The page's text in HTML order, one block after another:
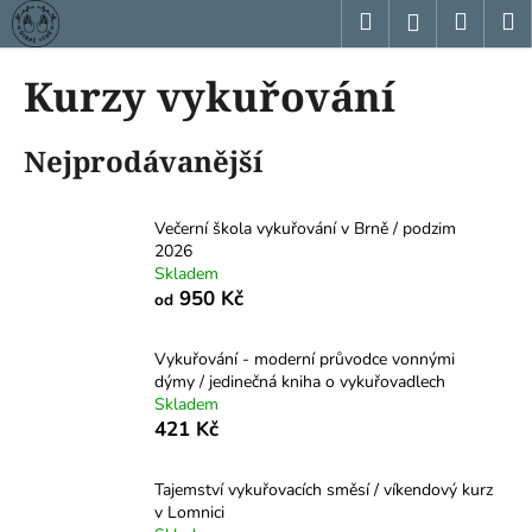
Přejít
na
obsah
HledatPřihlášení
Kurzy vykuřování
Nejprodávanější
Večerní škola vykuřování v Brně / podzim
2026
Skladem
od 950 Kč
Vykuřování - moderní průvodce vonnými
dýmy / jedinečná kniha o vykuřovadlech
Skladem
421 Kč
Tajemství vykuřovacích směsí / víkendový kurz
v Lomnici
K
o
o